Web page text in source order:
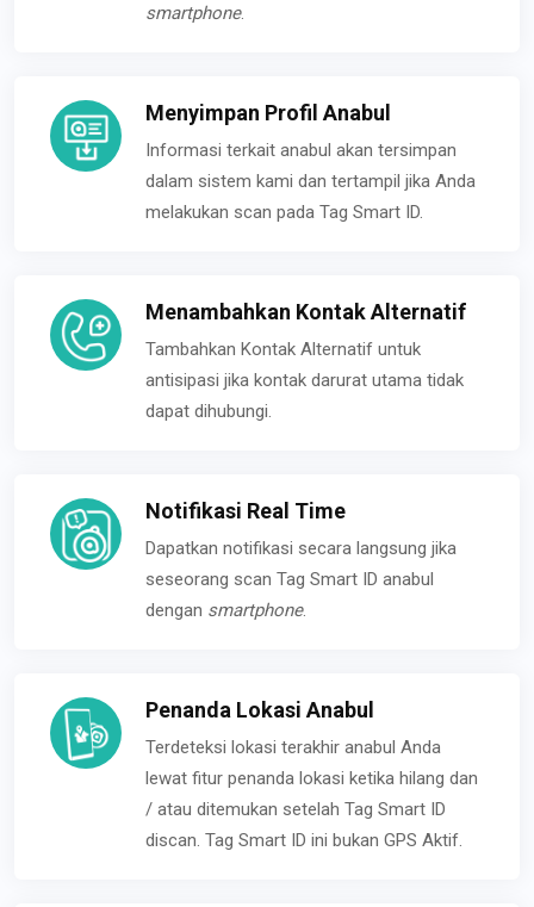
smartphone.
Menyimpan Profil Anabul
Informasi terkait anabul akan tersimpan
dalam sistem kami dan tertampil jika Anda
melakukan scan pada Tag Smart ID.
Menambahkan Kontak Alternatif
Tambahkan Kontak Alternatif untuk
antisipasi jika kontak darurat utama tidak
dapat dihubungi.
Notifikasi Real Time
Dapatkan notifikasi secara langsung jika
seseorang scan Tag Smart ID anabul
dengan smartphone.
Penanda Lokasi Anabul
Terdeteksi lokasi terakhir anabul Anda
lewat fitur penanda lokasi ketika hilang dan
/ atau ditemukan setelah Tag Smart ID
discan. Tag Smart ID ini bukan GPS Aktif.